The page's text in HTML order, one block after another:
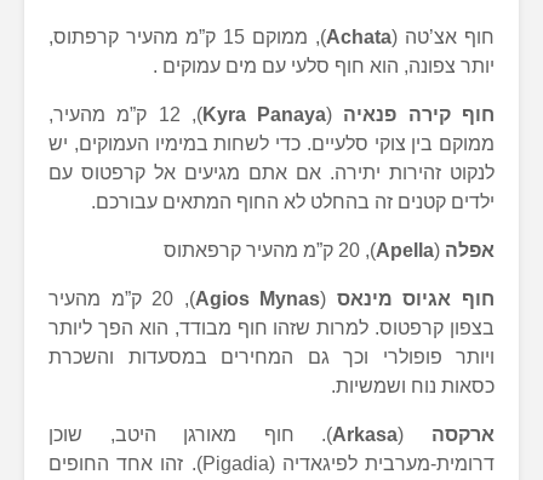
חוף אצ’טה (Achata
), ממוקם 15 ק”מ מהעיר קרפתוס,
יותר צפונה, הוא חוף סלעי עם מים עמוקים .
חוף קירה פנאיה (
Kyra Panaya
), 12 ק”מ מהעיר,
ממוקם בין צוקי סלעיים. כדי לשחות במימיו העמוקים, יש
לנקוט זהירות יתירה. אם אתם מגיעים אל קרפטוס עם
ילדים קטנים זה בהחלט לא החוף המתאים עבורכם.
אפלה (
Apella), 20 ק”מ מהעיר קרפאתוס
חוף אגיוס מינאס (
Agios Mynas
), 20 ק”מ מהעיר
בצפון קרפטוס. למרות שזהו חוף מבודד, הוא הפך ליותר
ויותר פופולרי וכך גם המחירים במסעדות והשכרת
כסאות נוח ושמשיות.
ארקסה (
Arkasa). חוף מאורגן היטב, שוכן
דרומית-מערבית לפיגאדיה (Pigadia). זהו אחד החופים